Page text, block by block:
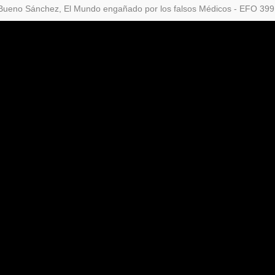
Sánchez, El Mundo engañado por los falsos Médicos - EFO